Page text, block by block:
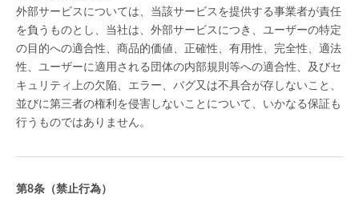
外部サービスについては、当該サービスを提供する事業者が責任
を負うものとし、当社は、外部サービスにつき、ユーザーの特定
の目的への適合性、商品的価値、正確性、有用性、完全性、適法
性、ユーザーに適用される団体の内部規則等への適合性、及びセ
キュリティ上の欠陥、エラー、バグ又は不具合が存しないこと、
並びに第三者の権利を侵害しないことについて、いかなる保証も
行うものではありません。
（禁止行為）